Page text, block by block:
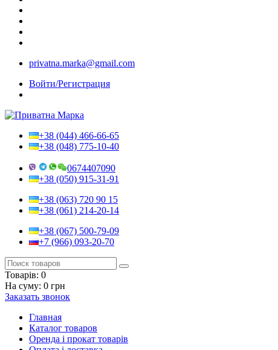
privatna.marka@gmail.com
Войти/Регистрация
+38 (044) 466-66-65
+38 (048) 775-10-40
0674407090
+38 (050) 915-31-91
+38 (063) 720 90 15
+38 (061) 214-20-14
+38 (067) 500-79-09
+7 (966) 093-20-70
Товарів: 0
На суму: 0 грн
Заказать звонок
Главная
Каталог товаров
Оренда і прокат товарів